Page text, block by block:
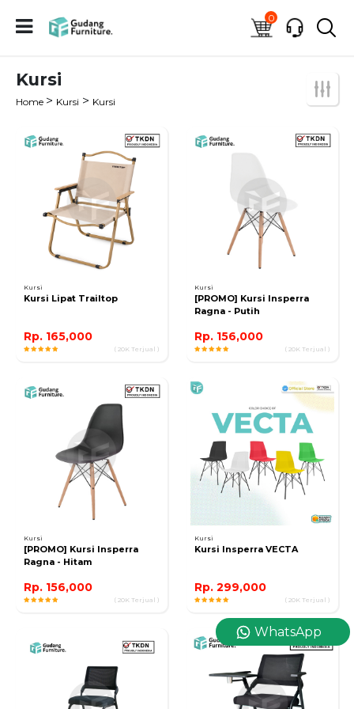
0
Kursi
Home > Kursi > Kursi
Kursi
Kursi Lipat Trailtop
Rp. 165,000
( 20K Terjual )
Kursi
[PROMO] Kursi Insperra
Ragna - Putih
Rp. 156,000
( 20K Terjual )
Kursi
[PROMO] Kursi Insperra
Ragna - Hitam
Rp. 156,000
( 20K Terjual )
Kursi
Kursi Insperra VECTA
Rp. 299,000
( 20K Terjual )
WhatsApp